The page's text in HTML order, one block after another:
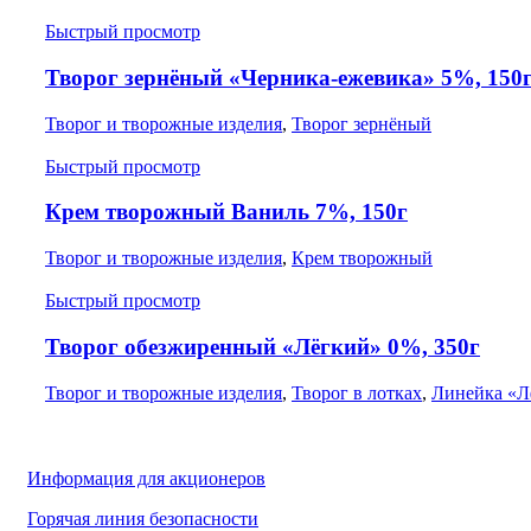
Быстрый просмотр
Творог зернёный «Черника-ежевика» 5%,
Творог и творожные изделия, Творог зернёный
Быстрый просмотр
Крем творожный Ваниль 7%, 150г
Творог и творожные изделия, Крем творожный
Быстрый просмотр
Творог обезжиренный «Лёгкий» 0%, 350г
Творог и творожные изделия, Творог в лотках, Линейка
Информация для акционеров
Горячая линия безопасности